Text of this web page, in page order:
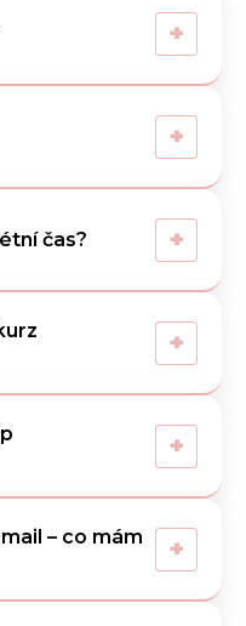
+
+
čas? +
+
+
– co mám
+